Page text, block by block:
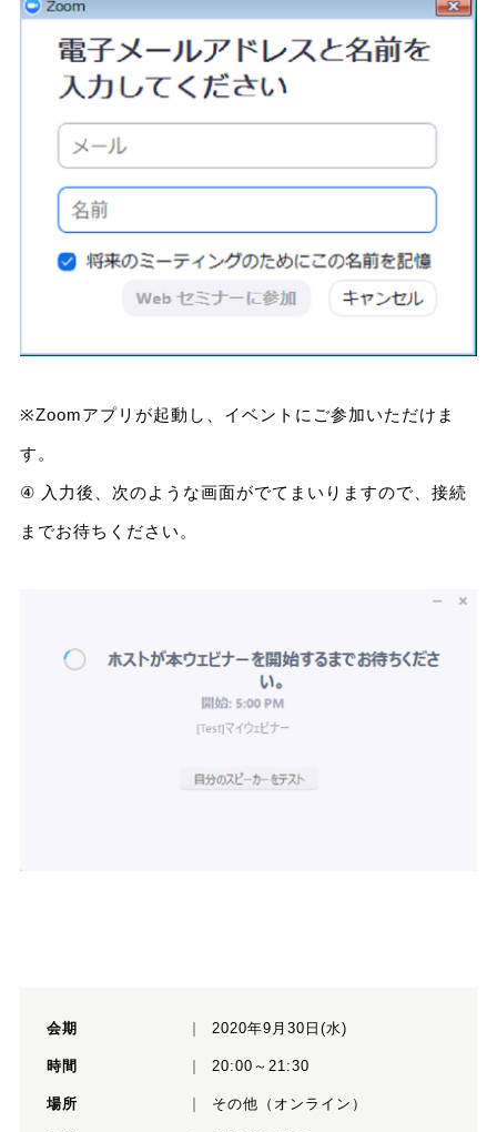
※Zoomアプリが起動し、イベントにご参加いただけま
す。
④ 入力後、次のような画面がでてまいりますので、接続
までお待ちください。
会期 2020年9月30日(水)
時間 20:00～21:30
場所 その他（オンライン）